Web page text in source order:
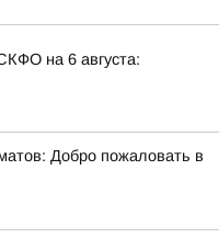
на 6 августа:
Добро пожаловать в